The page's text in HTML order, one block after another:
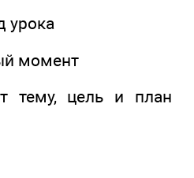
урока
момент
тему, цель и план